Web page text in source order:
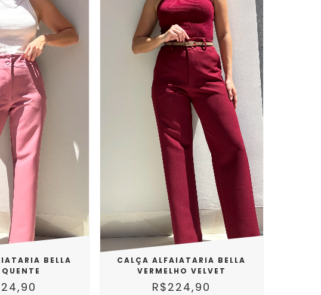
BELLA
CALÇA ALFAIATARIA BELLA
VERMELHO VELVET
R$224,90